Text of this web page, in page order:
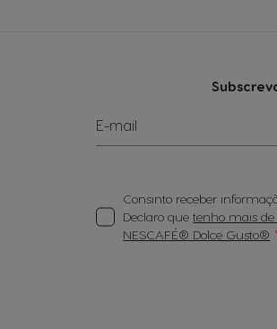
E-mail
Consinto receber
Declaro quetenho mais de
NESCAFÉ® Dolce Gusto®